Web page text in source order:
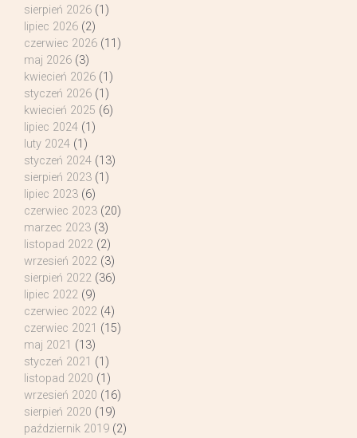
sierpień 2026 (1)
lipiec 2026 (2)
czerwiec 2026 (11)
maj 2026 (3)
kwiecień 2026 (1)
styczeń 2026 (1)
kwiecień 2025 (6)
lipiec 2024 (1)
luty 2024 (1)
styczeń 2024 (13)
sierpień 2023 (1)
lipiec 2023 (6)
czerwiec 2023 (20)
marzec 2023 (3)
listopad 2022 (2)
wrzesień 2022 (3)
sierpień 2022 (36)
lipiec 2022 (9)
czerwiec 2022 (4)
czerwiec 2021 (15)
maj 2021 (13)
styczeń 2021 (1)
listopad 2020 (1)
wrzesień 2020 (16)
sierpień 2020 (19)
październik 2019 (2)